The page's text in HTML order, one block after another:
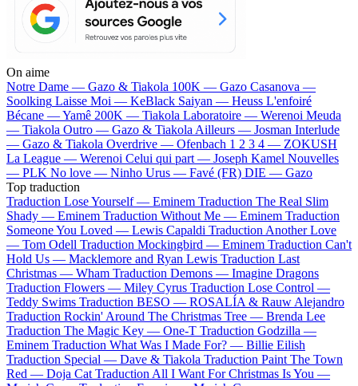
On aime
Notre Dame — Gazo & Tiakola 100K — Gazo Casanova —
Soolking Laisse Moi — KeBlack Saiyan — Heuss L'enfoiré
Bécane —Yamê 200K — Tiakola Laboratoire — Werenoi Meuda
— Tiakola Outro — Gazo & Tiakola Ailleurs — Josman Interlude
— Gazo & Tiakola Overdrive — Ofenbach 1 2 3 4 — ZOKUSH
La League — Werenoi Celui qui part — Joseph Kamel Nouvelles
— PLK No love — Ninho Urus — Favé (FR) DIE — Gazo
Top traduction
Traduction Lose Yourself — Eminem Traduction The Real Slim
Shady — Eminem Traduction Without Me — Eminem Traduction
Someone You Loved — Lewis Capaldi Traduction Another Love
— Tom Odell Traduction Mockingbird — Eminem Traduction Can't
Hold Us — Macklemore and Ryan Lewis Traduction Last
Christmas — Wham Traduction Demons — Imagine Dragons
Traduction Flowers — Miley Cyrus Traduction Lose Control —
Teddy Swims Traduction BESO — ROSALÍA & Rauw Alejandro
Traduction Rockin' Around The Christmas Tree — Brenda Lee
Traduction The Magic Key — One-T Traduction Godzilla —
Eminem Traduction What Was I Made For? — Billie Eilish
Traduction Special — Dave & Tiakola Traduction Paint The Town
Red — Doja Cat Traduction All I Want For Christmas Is You —